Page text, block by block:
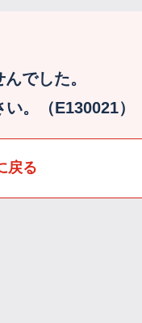
でした。
。（E130021）
戻る